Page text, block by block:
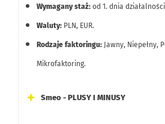
Wymagany staż: od 1. dnia
Waluty: PLN, EUR.
Rodzaje faktoringu: Jawny, Niepełny,
Mikrofaktoring.
Smeo - PLUSY I MINUSY